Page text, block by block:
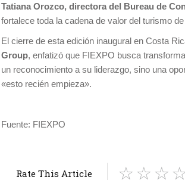
Tatiana Orozco, directora del Bureau de
fortalece toda la cadena de valor del turismo
El cierre de esta edición inaugural en Costa
Group, enfatizó que FIEXPO busca
un reconocimiento a su liderazgo, sino una
«esto recién empieza».
Fuente: FIEXPO
Rate This Article